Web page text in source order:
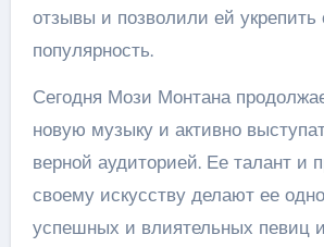
отзывы и позволили ей укрепить
популярность.
Сегодня Мози Монтана
новую музыку и активно
верной аудиторией. Ее талант и
своему искусству делают ее
успешных и влиятельных певиц